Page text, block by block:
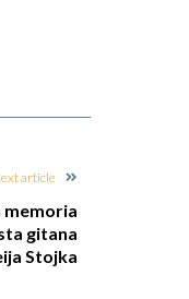
article
memoria
gitana
Stojka